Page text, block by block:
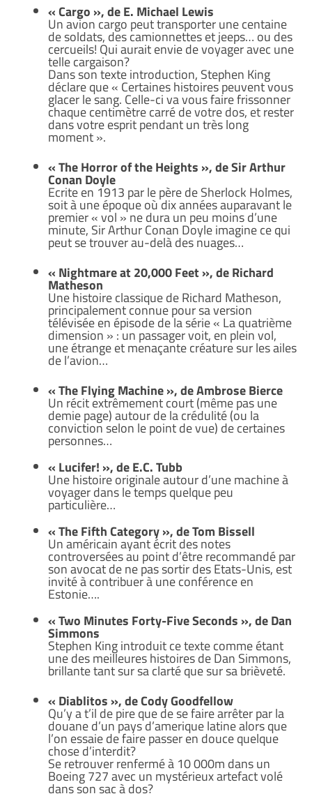
« Cargo », de E. Michael Lewis
Un avion cargo peut transporter une centaine
de soldats, des camionnettes et jeeps… ou des
cercueils! Qui aurait envie de voyager avec une
telle cargaison?
Dans son texte introduction, Stephen King
déclare que « Certaines histoires peuvent vous
glacer le sang. Celle-ci va vous faire frissonner
chaque centimètre carré de votre dos, et rester
dans votre esprit pendant un très long
moment ».
« The Horror of the Heights », de Sir Arthur
Conan Doyle
Ecrite en 1913 par le père de Sherlock Holmes,
soit à une époque où dix années auparavant le
premier « vol » ne dura un peu moins d’une
minute, Sir Arthur Conan Doyle imagine ce qui
peut se trouver au-delà des nuages…
« Nightmare at 20,000 Feet », de Richard
Matheson
Une histoire classique de Richard Matheson,
principalement connue pour sa version
télévisée en épisode de la série « La quatrième
dimension » : un passager voit, en plein vol,
une étrange et menaçante créature sur les ailes
de l’avion…
« The Flying Machine », de Ambrose Bierce
Un récit extrêmement court (même pas une
demie page) autour de la crédulité (ou la
conviction selon le point de vue) de certaines
personnes…
« Lucifer! », de E.C. Tubb
Une histoire originale autour d’une machine à
voyager dans le temps quelque peu
particulière…
« The Fifth Category », de Tom Bissell
Un américain ayant écrit des notes
controversées au point d’être recommandé par
son avocat de ne pas sortir des Etats-Unis, est
invité à contribuer à une conférence en
Estonie….
« Two Minutes Forty-Five Seconds », de Dan
Simmons
Stephen King introduit ce texte comme étant
une des meilleures histoires de Dan Simmons,
brillante tant sur sa clarté que sur sa brièveté.
« Diablitos », de Cody Goodfellow
Qu’y a t’il de pire que de se faire arrêter par la
douane d’un pays d’amerique latine alors que
l’on essaie de faire passer en douce quelque
chose d’interdit?
Se retrouver renfermé à 10 000m dans un
Boeing 727 avec un mystérieux artefact volé
dans son sac à dos?